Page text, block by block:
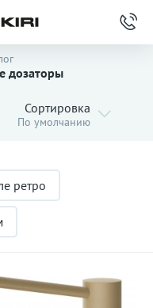
дозаторы
Сортировка
По умолчанию
ретро
Белые